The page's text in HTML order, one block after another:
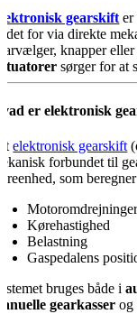
gearskift er
for via direkte
knapper
sørger for at
er elektronisk
elektronisk gearskift
forbundet til
som
Kørehastighed
Belastning
Gaspedalens
bruges både i
gearkasser og